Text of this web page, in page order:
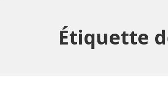
Étiquette